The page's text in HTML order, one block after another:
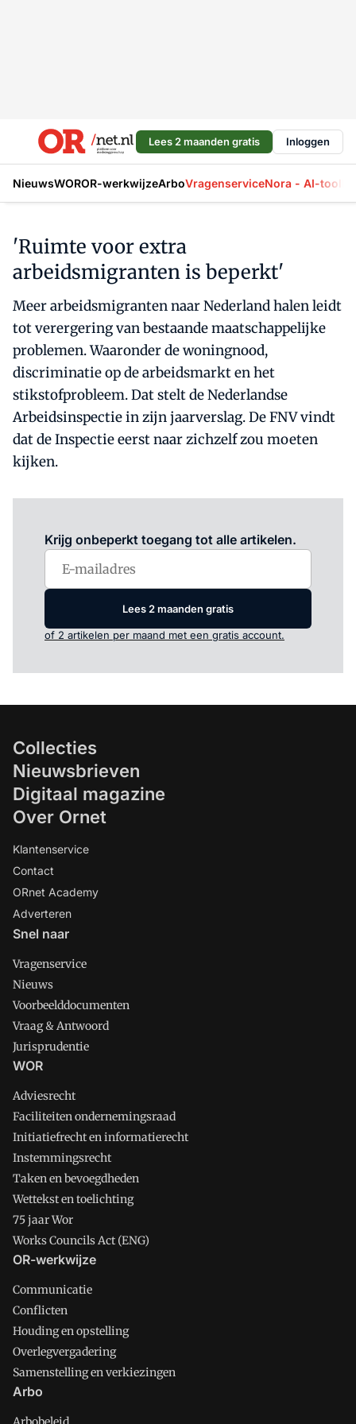
Lees 2 maanden gratis Inloggen
NieuwsWOROR-werkwijzeArboVragenserviceNora - AI-tool
'Ruimte voor extra
arbeidsmigranten is beperkt'
Meer arbeidsmigranten naar Nederland halen leidt
tot verergering van bestaande maatschappelijke
problemen. Waaronder de woningnood,
discriminatie op de arbeidsmarkt en het
stikstofprobleem. Dat stelt de Nederlandse
Arbeidsinspectie in zijn jaarverslag. De FNV vindt
dat de Inspectie eerst naar zichzelf zou moeten
kijken.
Krijg onbeperkt toegang tot alle artikelen.
Lees 2 maanden gratis
of 2 artikelen per maand met een gratis account.
Collecties
Nieuwsbrieven
Digitaal magazine
Over Ornet
Klantenservice
Contact
ORnet Academy
Adverteren
Snel naar
Vragenservice
Nieuws
Voorbeelddocumenten
Vraag & Antwoord
Jurisprudentie
WOR
Adviesrecht
Faciliteiten ondernemingsraad
Initiatiefrecht en informatierecht
Instemmingsrecht
Taken en bevoegdheden
Wettekst en toelichting
75 jaar Wor
Works Councils Act (ENG)
OR-werkwijze
Communicatie
Conflicten
Houding en opstelling
Overlegvergadering
Samenstelling en verkiezingen
Arbo